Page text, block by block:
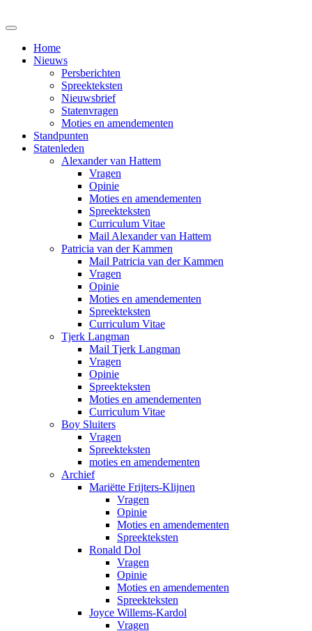
Home
Nieuws
Persberichten
Spreekteksten
Nieuwsbrief
Statenvragen
Moties en amendementen
Standpunten
Statenleden
Alexander van Hattem
Vragen
Opinie
Moties en amendementen
Spreekteksten
Curriculum Vitae
Mail Alexander van Hattem
Patricia van der Kammen
Mail Patricia van der Kammen
Vragen
Opinie
Moties en amendementen
Spreekteksten
Curriculum Vitae
Tjerk Langman
Mail Tjerk Langman
Vragen
Opinie
Spreekteksten
Moties en amendementen
Curriculum Vitae
Boy Sluiters
Vragen
Spreekteksten
moties en amendementen
Archief
Mariëtte Frijters-Klijnen
Vragen
Opinie
Moties en amendementen
Spreekteksten
Ronald Dol
Vragen
Opinie
Moties en amendementen
Spreekteksten
Joyce Willems-Kardol
Vragen